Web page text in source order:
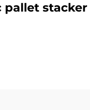
pallet stacker